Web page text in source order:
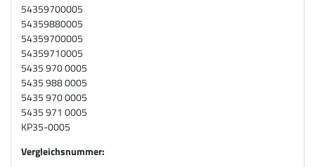
54359700005
54359880005
54359700005
54359710005
5435 970 0005
5435 988 0005
5435 970 0005
5435 971 0005
KP35-0005
Vergleichsnummer: